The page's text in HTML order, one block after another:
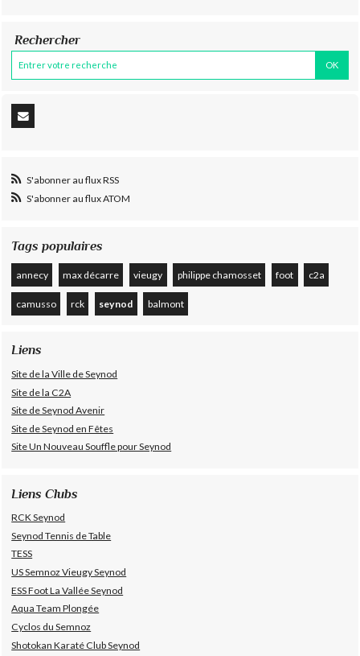
Rechercher
S'abonner au flux RSS
S'abonner au flux ATOM
Tags populaires
annecy max décarre vieugy philippe chamosset foot c2a
camusso rck seynod balmont
Liens
Site de la Ville de Seynod
Site de la C2A
Site de Seynod Avenir
Site de Seynod en Fêtes
Site Un Nouveau Souffle pour Seynod
Liens Clubs
RCK Seynod
Seynod Tennis de Table
TESS
US Semnoz Vieugy Seynod
ESS Foot La Vallée Seynod
Aqua Team Plongée
Cyclos du Semnoz
Shotokan Karaté Club Seynod